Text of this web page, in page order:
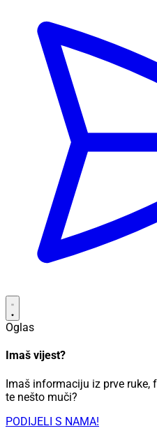
Oglas
Imaš vijest?
Imaš informaciju iz prve ruke,
te nešto muči?
PODIJELI S NAMA!